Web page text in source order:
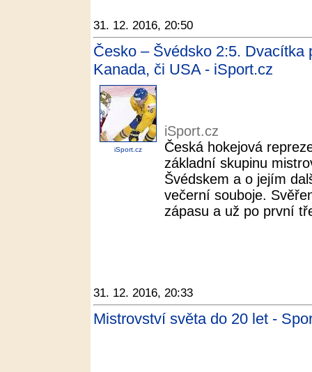
31. 12. 2016, 20:50
Česko – Švédsko 2:5. Dvacítka
Kanada, či USA - iSport.cz
iSport.cz
iSport.cz
Česká hokejová
základní skupinu
Švédskem a o jejím
večerní souboje.
zápasu a už po první
31. 12. 2016, 20:33
Mistrovství světa do 20 let -